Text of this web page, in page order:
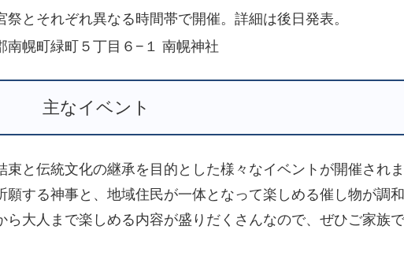
とそれぞれ異なる時間帯で開催。詳細は後日発表。
南幌町緑町５丁目６−１ 南幌神社
主なイベント
と伝統文化の継承を目的とした様々なイベントが開催されま
する神事と、地域住民が一体となって楽しめる催し物が調和
ら大人まで楽しめる内容が盛りだくさんなので、ぜひご家族で